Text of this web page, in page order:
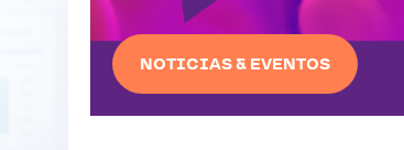
NOTICIAS & EVENTOS